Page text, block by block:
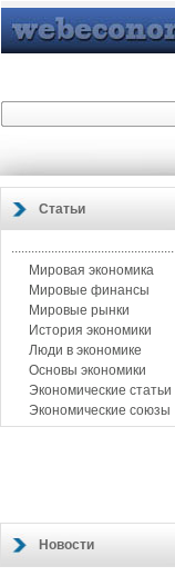
Статьи
.................................................
Мировая экономика
Мировые финансы
Мировые рынки
История экономики
Люди в экономике
Основы экономики
Экономические статьи
Экономические союзы
Новости